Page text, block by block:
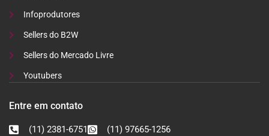
Infoprodutores
Sellers do B2W
Sellers do Mercado Livre
Youtubers
Entre em contato
(11) 2381-6751
(11) 97665-1256